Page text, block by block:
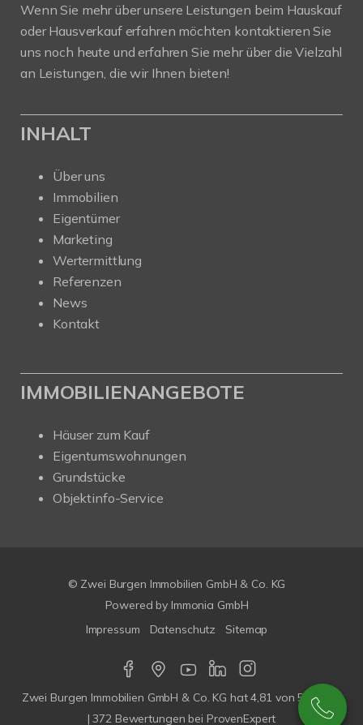
Wenn Sie mehr über unsere Leistungen beim Hauskauf
oder Hausverkauf erfahren möchten kontaktieren Sie
uns noch heute und erfahren Sie mehr über die Vielzahl
an Leistungen, die wir Ihnen bieten!
INHALT
Über uns
Immobilien
Eigentümer
Marketing
Wertermittlung
Referenzen
News
Kontakt
IMMOBILIENANGEBOTE
Häuser zum Kauf
Eigentumswohnungen
Grundstücke
Objektinfo-Service
© Zwei Burgen Immobilien GmbH & Co. KG
Powered by Immonia GmbH
Impressum
Datenschutz Sitemap
Zwei Burgen Immobilien GmbH & Co. KG hat4,81 von5Sterne
|372 Bewertungen bei ProvenExpert